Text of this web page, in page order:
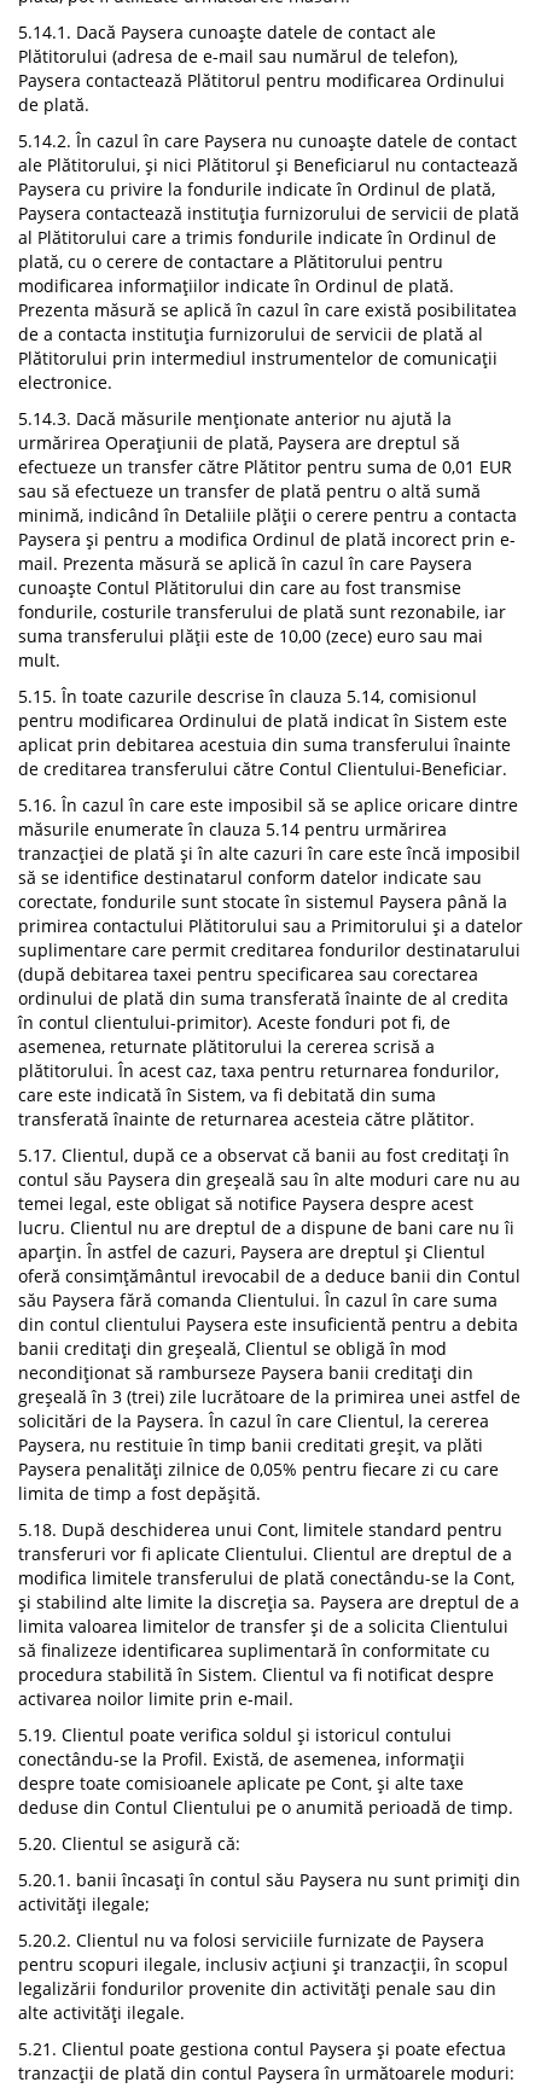
5.14.1. Dacă Paysera cunoaște datele de contact ale
Plătitorului (adresa de e-mail sau numărul de telefon),
Paysera contactează Plătitorul pentru modificarea Ordinului
de plată.
5.14.2. În cazul în care Paysera nu cunoaște datele de contact
ale Plătitorului, și nici Plătitorul și Beneficiarul nu contactează
Paysera cu privire la fondurile indicate în Ordinul de plată,
Paysera contactează instituția furnizorului de servicii de plată
al Plătitorului care a trimis fondurile indicate în Ordinul de
plată, cu o cerere de contactare a Plătitorului pentru
modificarea informațiilor indicate în Ordinul de plată.
Prezenta măsură se aplică în cazul în care există posibilitatea
de a contacta instituția furnizorului de servicii de plată al
Plătitorului prin intermediul instrumentelor de comunicații
electronice.
5.14.3. Dacă măsurile menționate anterior nu ajută la
urmărirea Operațiunii de plată, Paysera are dreptul să
efectueze un transfer către Plătitor pentru suma de 0,01 EUR
sau să efectueze un transfer de plată pentru o altă sumă
minimă, indicând în Detaliile plății o cerere pentru a contacta
Paysera și pentru a modifica Ordinul de plată incorect prin e-
mail. Prezenta măsură se aplică în cazul în care Paysera
cunoaște Contul Plătitorului din care au fost transmise
fondurile, costurile transferului de plată sunt rezonabile, iar
suma transferului plății este de 10,00 (zece) euro sau mai
mult.
5.15. În toate cazurile descrise în clauza 5.14, comisionul
pentru modificarea Ordinului de plată indicat în Sistem este
aplicat prin debitarea acestuia din suma transferului înainte
de creditarea transferului către Contul Clientului-Beneficiar.
5.16. În cazul în care este imposibil să se aplice oricare dintre
măsurile enumerate în clauza 5.14 pentru urmărirea
tranzacției de plată și în alte cazuri în care este încă imposibil
să se identifice destinatarul conform datelor indicate sau
corectate, fondurile sunt stocate în sistemul Paysera până la
primirea contactului Plătitorului sau a Primitorului și a datelor
suplimentare care permit creditarea fondurilor destinatarului
(după debitarea taxei pentru specificarea sau corectarea
ordinului de plată din suma transferată înainte de al credita
în contul clientului-primitor). Aceste fonduri pot fi, de
asemenea, returnate plătitorului la cererea scrisă a
plătitorului. În acest caz, taxa pentru returnarea fondurilor,
care este indicată în Sistem, va fi debitată din suma
transferată înainte de returnarea acesteia către plătitor.
5.17. Clientul, după ce a observat că banii au fost creditați în
contul său Paysera din greșeală sau în alte moduri care nu au
temei legal, este obligat să notifice Paysera despre acest
lucru. Clientul nu are dreptul de a dispune de bani care nu îi
aparțin. În astfel de cazuri, Paysera are dreptul și Clientul
oferă consimțământul irevocabil de a deduce banii din Contul
său Paysera fără comanda Clientului. În cazul în care suma
din contul clientului Paysera este insuficientă pentru a debita
banii creditați din greșeală, Clientul se obligă în mod
necondiționat să ramburseze Paysera banii creditați din
greșeală în 3 (trei) zile lucrătoare de la primirea unei astfel de
solicitări de la Paysera. În cazul în care Clientul, la cererea
Paysera, nu restituie în timp banii creditati greșit, va plăti
Paysera penalități zilnice de 0,05% pentru fiecare zi cu care
limita de timp a fost depășită.
5.18. După deschiderea unui Cont, limitele standard pentru
transferuri vor fi aplicate Clientului. Clientul are dreptul de a
modifica limitele transferului de plată conectându-se la Cont,
și stabilind alte limite la discreția sa. Paysera are dreptul de a
limita valoarea limitelor de transfer și de a solicita Clientului
să finalizeze identificarea suplimentară în conformitate cu
procedura stabilită în Sistem. Clientul va fi notificat despre
activarea noilor limite prin e-mail.
5.19. Clientul poate verifica soldul și istoricul contului
conectându-se la Profil. Există, de asemenea, informații
despre toate comisioanele aplicate pe Cont, și alte taxe
deduse din Contul Clientului pe o anumită perioadă de timp.
5.20. Clientul se asigură că:
5.20.1. banii încasați în contul său Paysera nu sunt primiți din
activități ilegale;
5.20.2. Clientul nu va folosi serviciile furnizate de Paysera
pentru scopuri ilegale, inclusiv acțiuni și tranzacții, în scopul
legalizării fondurilor provenite din activități penale sau din
alte activități ilegale.
5.21. Clientul poate gestiona contul Paysera și poate efectua
tranzacții de plată din contul Paysera în următoarele moduri: